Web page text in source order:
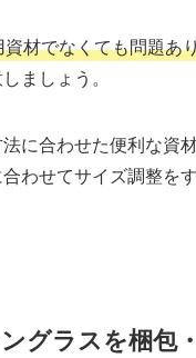
材でなくても問題あ
ましょう。
に合わせた便利な資
わせてサイズ調整を
グラスを梱包